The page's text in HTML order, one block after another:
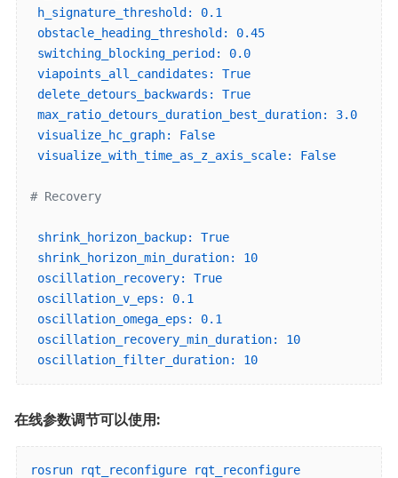
h_signature_threshold:
0.1
obstacle_heading_threshold:
0.45
switching_blocking_period:
0.0
viapoints_all_candidates:
True
delete_detours_backwards:
True
max_ratio_detours_duration_best_duration:
3.0
visualize_hc_graph:
False
visualize_with_time_as_z_axis_scale:
False
# Recovery
shrink_horizon_backup:
True
shrink_horizon_min_duration:
10
oscillation_recovery:
True
oscillation_v_eps:
0.1
oscillation_omega_eps:
0.1
oscillation_recovery_min_duration:
10
oscillation_filter_duration:
10
在线参数调节可以使用:
rosrun rqt_reconfigure rqt_reconfigure